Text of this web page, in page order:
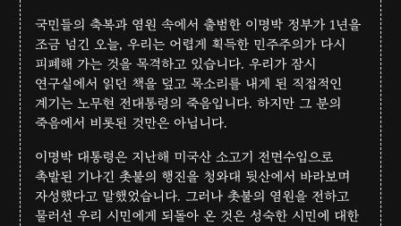
국민들의 축복과 염원 속에서 출범한 이명박 정부가 1년을
조금 넘긴 오늘, 우리는 어렵게 획득한 민주주의가 다시
피폐해 가는 것을 목격하고 있습니다. 우리가 잠시
연구실에서 읽던 책을 덮고 목소리를 내게 된 직접적인
계기는 노무현 전대통령의 죽음입니다. 하지만 그 분의
죽음에서 비롯된 것만은 아닙니다.
이명박 대통령은 지난해 미국산 소고기 전면수입으로
촉발된 기나긴 촛불의 행진을 청와대 뒷산에서 바라보며
자성했다고 말했었습니다. 그러나 촛불의 염원을 전하고
물러선 우리 시민에게 되돌아 온 것은 성숙한 시민에 대한